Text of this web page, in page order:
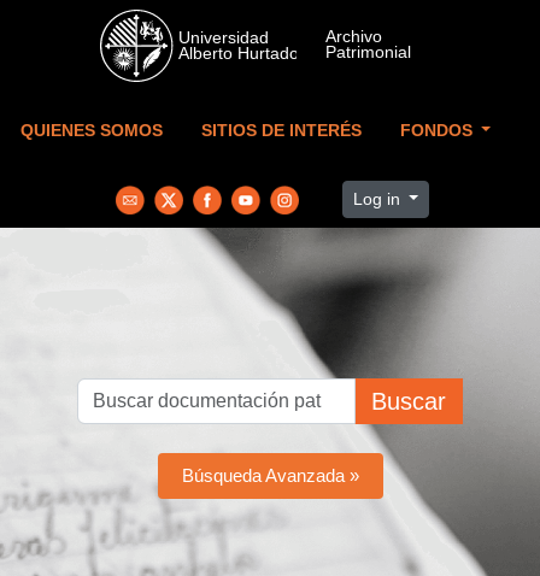
Skip to main content
QUIENES SOMOS SITIOS DE INTERÉS FONDOS
Log in
Buscar
Búsqueda Avanzada »